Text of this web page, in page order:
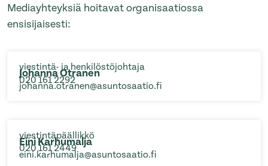
Mediayhteyksiä hoitavat organisaatiossa
ensisijaisesti:
viestintä- ja henkilöstöjohtaja
Johanna Otranen
020 161 2292
johanna.otranen@asuntosaatio.fi
viestintäpäällikkö
Eini Karhumalja
020 161 2449
eini.karhumalja@asuntosaatio.fi